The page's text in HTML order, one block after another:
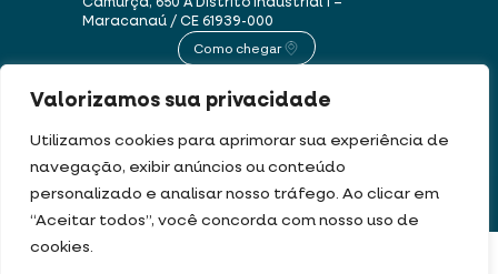
Valorizamos sua privacidade
Utilizamos cookies para aprimorar sua experiência de
navegação, exibir anúncios ou conteúdo
personalizado e analisar nosso tráfego. Ao clicar em
“Aceitar todos”, você concorda com nosso uso de
cookies.
Maracanaú / CE61939-000
Como chegar
(85) 3250-1235
Este site usa cookies e dados pessoais de acordo com os nossosTermos de Uso e